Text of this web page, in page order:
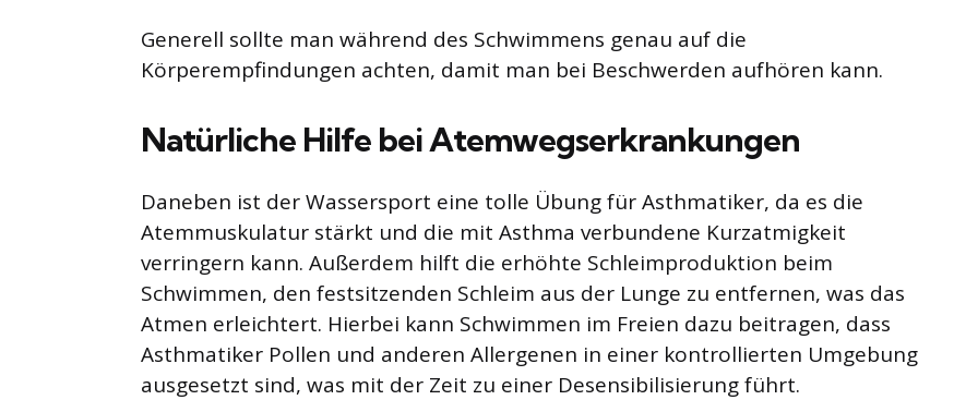
Generell sollte man während des Schwimmens genau auf die
Körperempfindungen achten, damit man bei Beschwerden aufhören kann.
Natürliche Hilfe bei Atemwegserkrankungen
Daneben ist der Wassersport eine tolle Übung für Asthmatiker, da es die
Atemmuskulatur stärkt und die mit Asthma verbundene Kurzatmigkeit
verringern kann. Außerdem hilft die erhöhte Schleimproduktion beim
Schwimmen, den festsitzenden Schleim aus der Lunge zu entfernen, was das
Atmen erleichtert. Hierbei kann Schwimmen im Freien dazu beitragen, dass
Asthmatiker Pollen und anderen Allergenen in einer kontrollierten Umgebung
ausgesetzt sind, was mit der Zeit zu einer Desensibilisierung führt.